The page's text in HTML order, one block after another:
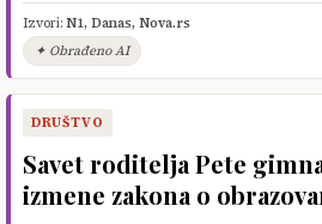
Izvori: N1, Danas, Nova.rs
✦ Obrađeno AI
DRUŠTVO
Savet roditelja Pete
izmene zakona o